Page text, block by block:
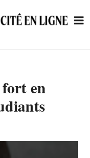
en